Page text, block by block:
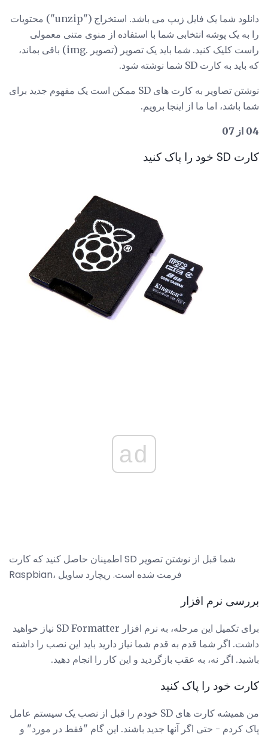
دانلود شما یک فایل زیپ می باشد. استخراج ("unzip") محتویات
را به یک پوشه انتخابی شما با استفاده از منوی متنی معمولی
راست کلیک کنید. شما باید یک تصویر (تصویر .img) باقی بماند،
که باید به کارت SD شما نوشته شود.
نوشتن تصاویر به کارت های SD ممکن است یک مفهوم جدید برای
شما باشد، اما ما از اینجا برویم.
04 از 07
کارت SD خود را پاک کنید
ad
اطمینان حاصل کنید که کارت SD شما قبل از نوشتن تصویر
Raspbian، فرمت شده است. ریچارد ساویل
بررسی نرم افزار
برای تکمیل این مرحله، به نرم افزار SD Formatter نیاز خواهید
داشت. اگر شما قدم به قدم شما نیاز دارید باید این نصب را داشته
باشید. اگر نه، به عقب بازگردید و این کار را انجام دهید.
کارت خود را پاک کنید
من همیشه کارت های SD خودم را قبل از نصب یک سیستم عامل
پاک کردم - حتی اگر آنها جدید باشند. این گام "فقط در مورد" و